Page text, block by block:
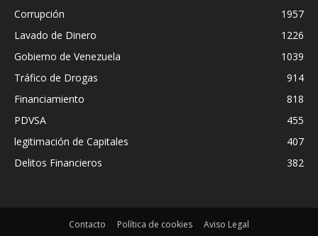
Corrupción
1957
Lavado de Dinero
1226
Gobierno de Venezuela
1039
Tráfico de Drogas
914
Financiamiento
818
PDVSA
455
legitimación de Capitales
407
Delitos Financieros
382
Contacto Política de cookies Aviso Legal